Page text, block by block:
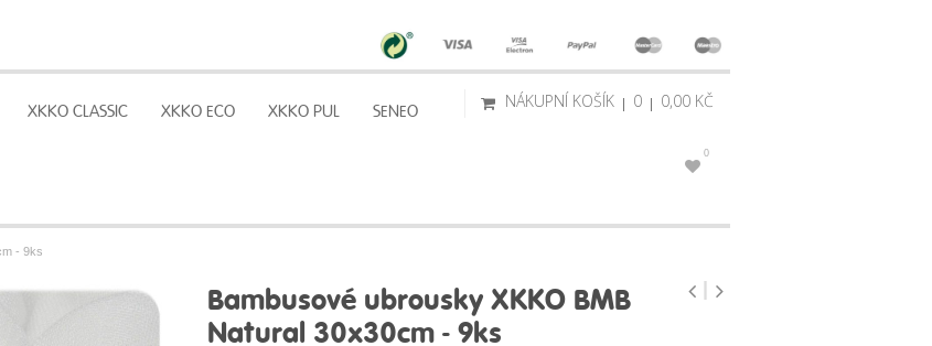
XKKO CLASSIC XKKO ECO XKKO PUL SENEO NÁKUPNÍ KOŠÍK 0 0,00 KČ
0
- 9ks
Bambusové ubrousky XKKO BMB
Natural 30x30cm - 9ks